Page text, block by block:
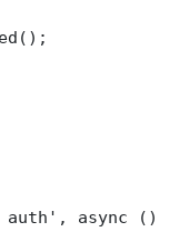
auth', async ()